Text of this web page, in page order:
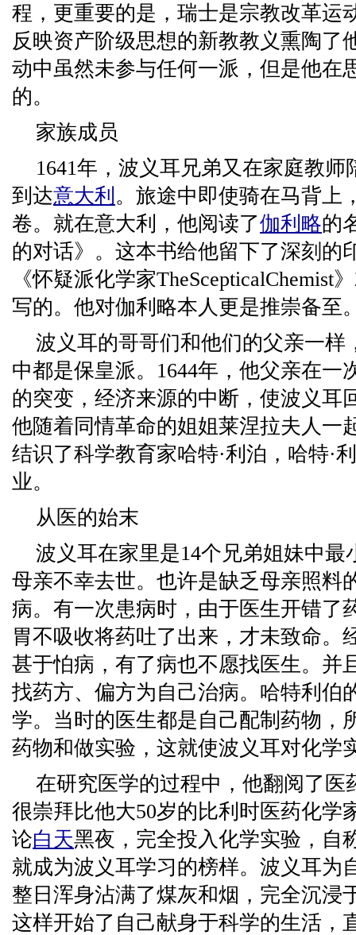
程，更重要的是，瑞士是宗教改革运
反映资产阶级思想的新教教义熏陶了
动中虽然未参与任何一派，但是他在
的。
家族成员
1641年，波义耳兄弟又在家庭教师
到达意大利 。旅途中即使骑在马背上
卷。就在意大利，他阅读了伽利略的
的对话》。这本书给他留下了深刻的
《怀疑派化学家TheScepticalChemist
写的。他对伽利略本人更是推崇备至
波义耳的哥哥们和他们的父亲一样
中都是保皇派。1644年，他父亲在一
的突变，经济来源的中断，使波义耳
他随着同情革命的姐姐莱涅拉夫人一
结识了科学教育家哈特·利泊，哈特·
业。
从医的始末
波义耳在家里是14个兄弟姐妹中
母亲不幸去世。也许是缺乏母亲照料
病。有一次患病时，由于医生开错了
胃不吸收将药吐了出来，才未致命。
甚于怕病，有了病也不愿找医生。并
找药方、偏方为自己治病。哈特利伯
学。当时的医生都是自己配制药物，
药物和做实验，这就使波义耳对化学
在研究医学的过程中，他翻阅了医
很崇拜比他大50岁的比利时医药化学
论白天黑夜，完全投入化学实验，自
就成为波义耳学习的榜样。波义耳为
整日浑身沾满了煤灰和烟，完全沉浸
这样开始了自己献身于科学的生活，